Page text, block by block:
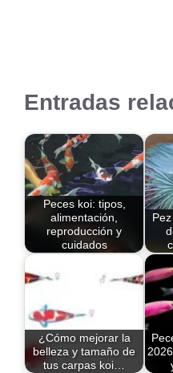
Entradas
Peces koi: tipos,
alimentación,
reproducción y
cuidados
¿Cómo mejorar la
belleza y tamaño de
tus carpas koi…